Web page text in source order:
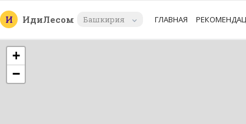
И ИдиЛесом Башкирия ГЛАВНАЯ
+
−